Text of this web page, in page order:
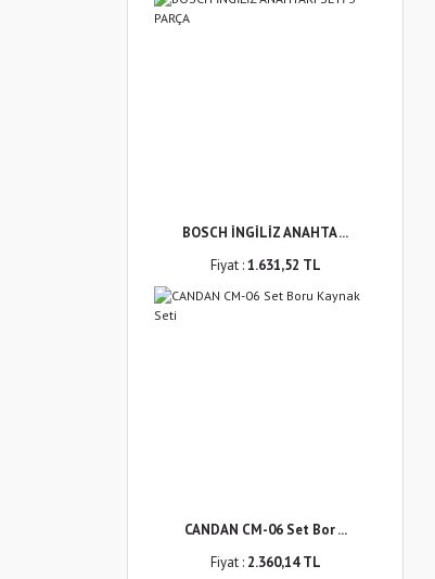
BOSCH İNGİLİZ ANAHTA ...
Fiyat :1.631,52 TL
CANDAN CM-06 Set Bor ...
Fiyat : 2.360,14 TL